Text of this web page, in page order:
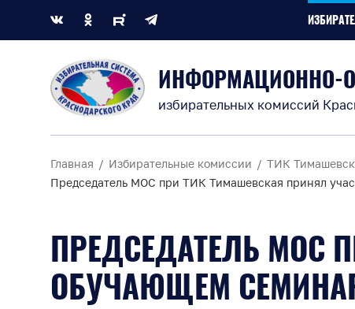
ИНФОРМАЦИОННО-
избирательных комиссий
Главная Избирательные комиссии ТИК
Председатель МОС при ТИК Тимашевская принял
ПРЕДСЕДАТЕЛЬ МОС
ОБУЧАЮЩЕМ